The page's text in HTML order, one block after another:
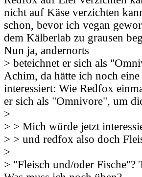
nicht auf Käse verzichten
schon, bevor ich vegan
dem Kälberlab zu grausen
Nun ja, andernorts
> beteichnet er sich als
Achim, da hätte ich noch
interessiert: Wie Redfox
er sich als "Omnivore", um
>
> > Mich würde jetzt
> > und redfox also doch
>
> "Fleisch und/oder Fische"?